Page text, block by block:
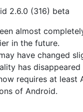
2.6.0 (316) beta
almost
in the future.
have changed
has
requires at least
of Android.